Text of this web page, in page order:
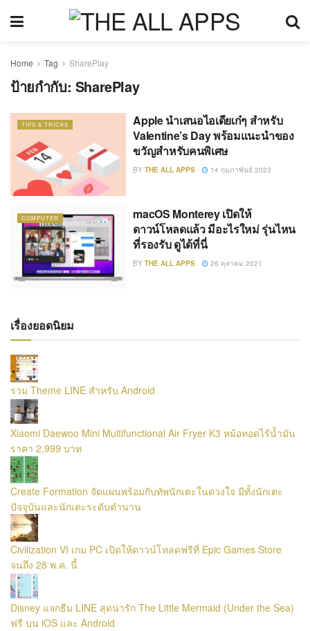
Home Tag SharePlay
ป้ายกำกับ: SharePlay
TIPS & TRICKS
Apple นำเสนอไอเดียเก๋ๆ สำหรับ
Valentine’s Day พร้อมแนะนำของ
ขวัญสำหรับคนพิเศษ
BY THE ALL APPS 14 กุมภาพันธ์ 2023
COMPUTER
macOS Monterey เปิดให้
ดาวน์โหลดแล้ว มีอะไรใหม่ รุ่นไหน
ที่รองรับ ดูได้ที่นี่
BY THE ALL APPS 26 ตุลาคม 2021
เรื่องยอดนิยม
รวม Theme LINE สำหรับ Android
Xiaomi Daewoo Mini Multifunctional Air Fryer K3 หม้อทอดไร้น้ำมัน
ราคา 2,999 บาท
Create Formation จัดแผนพร้อมกับทัพนักเตะในดวงใจ มีทั้งนักเตะ
ปัจจุบันและนักเตะระดับตำนาน
Civilization VI เกม PC เปิดให้ดาวน์โหลดฟรีที่ Epic Games Store
จนถึง 28 พ.ค. นี้
Disney แจกธีม LINE สุดน่ารัก The Little Mermaid (Under the Sea)
ฟรี บน iOS และ Android